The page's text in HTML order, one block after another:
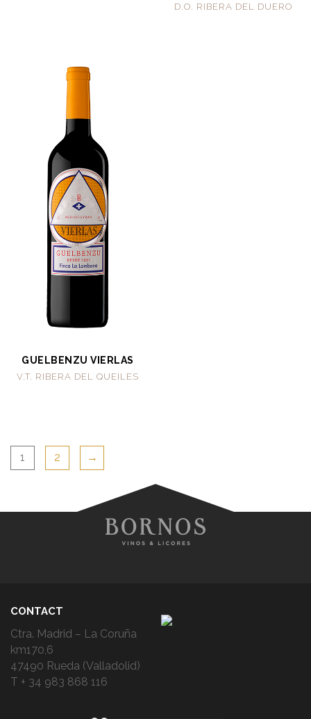
D.O. RIBERA DEL DUERO
GUELBENZU VIERLAS
V.T. RIBERA DEL QUEILES
1 2 →
CONTACT
Ctra. Madrid – La Coruña
km170,6
47490 Rueda (Valladolid)
T + 34 983 868 116